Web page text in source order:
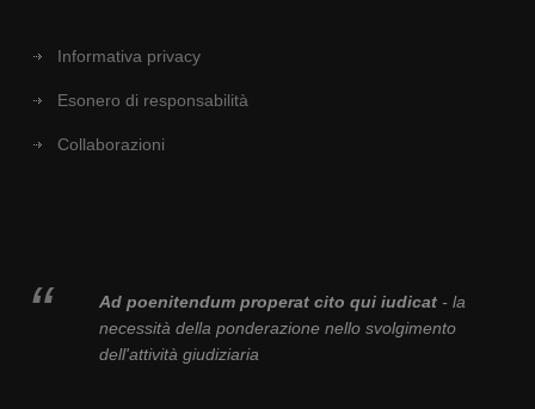
Informativa privacy
Esonero di responsabilità
Collaborazioni
Ad poenitendum properat cito qui iudicat- la
necessità della ponderazione nello svolgimento
dell'attività giudiziaria